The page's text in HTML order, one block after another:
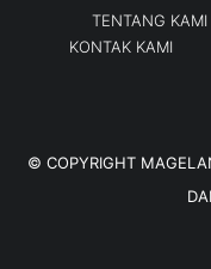
TENTANG KAMI
KONTAK KAMI
© COPYRIGHT